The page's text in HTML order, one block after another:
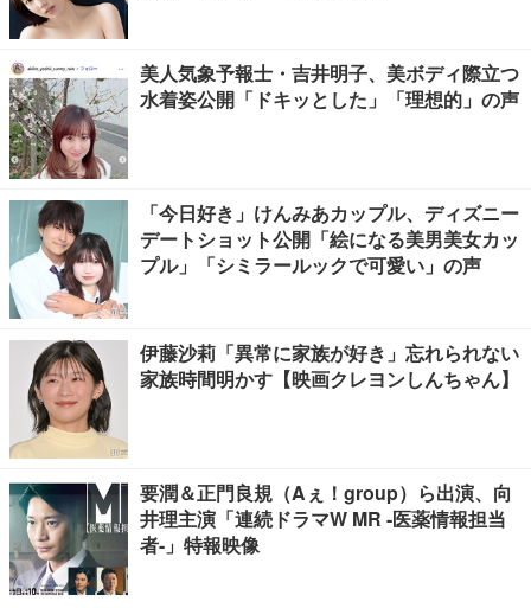
美人気象予報士・吉井明子、美ボディ際立つ
水着姿公開「ドキッとした」「理想的」の声
「今日好き」けんみあカップル、ディズニー
デートショット公開「絵になる美男美女カッ
プル」「シミラールックで可愛い」の声
伊藤沙莉「異常に家族が好き」忘れられない
家族時間明かす【映画クレヨンしんちゃん】
要潤＆正門良規（Aぇ！group）ら出演、向
井理主演「連続ドラマW MR -医薬情報担当
者-」特報映像